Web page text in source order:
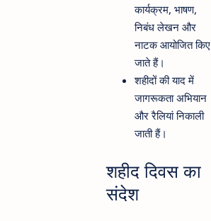
कार्यक्रम, भाषण,
निबंध लेखन और
नाटक आयोजित किए
जाते हैं।
शहीदों की याद में
जागरूकता अभियान
और रैलियां निकाली
जाती हैं।
शहीद दिवस का
संदेश